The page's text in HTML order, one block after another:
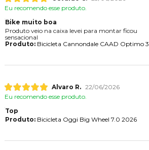
Eu recomendo esse produto.
Bike muito boa
Produto veio na caixa levei para montar ficou
sensacional
Produto:Bicicleta Cannondale CAAD Optimo 3
Alvaro R. 22/06/2026
Eu recomendo esse produto.
Top
Produto:Bicicleta Oggi Big Wheel 7.0 2026